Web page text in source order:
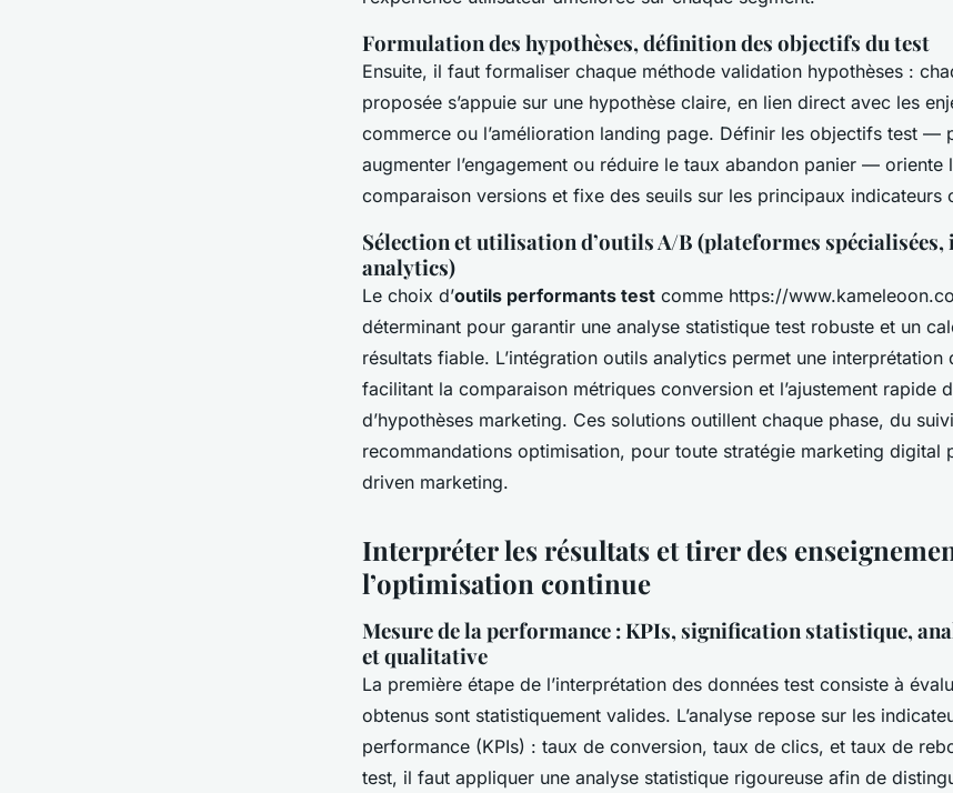
Formulation des hypothèses, définition des objectifs du test
Ensuite, il faut formaliser chaque méthode validation hypothèses :
proposée s’appuie sur une hypothèse claire, en lien direct avec les
commerce ou l’amélioration landing page. Définir les objectifs test —
augmenter l’engagement ou réduire le taux abandon panier — oriente
comparaison versions et fixe des seuils sur les principaux indicateurs
Sélection et utilisation d’outils A/B (plateformes
analytics)
Le choix d’outils performants test comme https://
déterminant pour garantir une analyse statistique test robuste et un
résultats fiable. L’intégration outils analytics permet une interprétation
facilitant la comparaison métriques conversion et l’ajustement rapide
d’hypothèses marketing. Ces solutions outillent chaque phase, du
recommandations optimisation, pour toute stratégie marketing digital
driven marketing.
Interpréter les résultats et tirer des
l’optimisation continue
Mesure de la performance : KPIs, signification statistique,
et qualitative
La première étape de l’interprétation des données test consiste à
obtenus sont statistiquement valides. L’analyse repose sur les
performance (KPIs) : taux de conversion, taux de clics, et taux de
test, il faut appliquer une analyse statistique rigoureuse afin de